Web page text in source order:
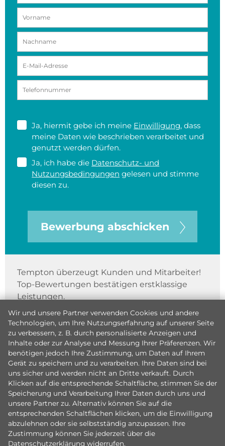
Ja, hiermit gebe ich meine Einwilligung, dass
meine Daten wie beschrieben verarbeitet und
genutzt werden dürfen.
Ja, ich habe die Datenschutz- und
Nutzungsbedingungen gelesen und stimme
diesen zu.
Bewerbung abschicken
Tempton überzeugt Kunden und Mitarbeiter!
Top-Bewertungen bestätigen erstklassige
Leistungen.
Wir und unsere Partner verwenden Cookies und andere
Technologien, um Ihre Nutzungserfahrung auf unserer Seite
zu verbessern, z. B. durch personalisierte Anzeigen und
Inhalte oder zur Analyse und Messung Ihrer Präferenzen. Wir
benötigen jedoch Ihre Zustimmung, um Daten auf Ihrem
Gerät zu speichern und zu verarbeiten. Ihre Daten sind bei
uns sicher und werden nicht an Dritte verkauft. Durch
Klicken auf die entsprechende Schaltfläche, stimmen Sie der
Speicherung und Verarbeitung Ihrer Daten durch uns und
unsere Partner zu. Alternativ können Sie auf die
entsprechenden Schaltflächen klicken, um die Einwilligung
abzulehnen oder sie selbstständig anzupassen. Ihre
Zustimmung können Sie jederzeit über die
Datenschutzerklärung widerrufen.